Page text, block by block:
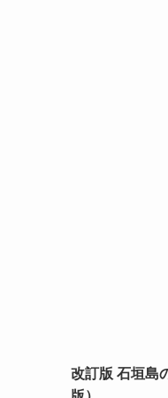
改訂版 石垣島